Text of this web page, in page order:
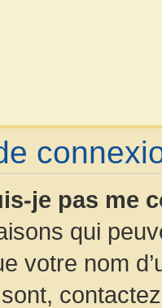
je pas me
qui
votre nom